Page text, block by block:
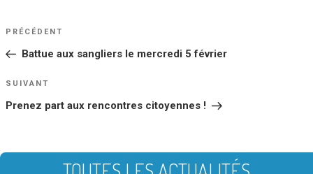
NAVIGATION
DE
Article
PRÉCÉDENT
Battue aux sangliers le mercredi 5 février
Article
SUIVANT
Prenez part aux rencontres citoyennes !